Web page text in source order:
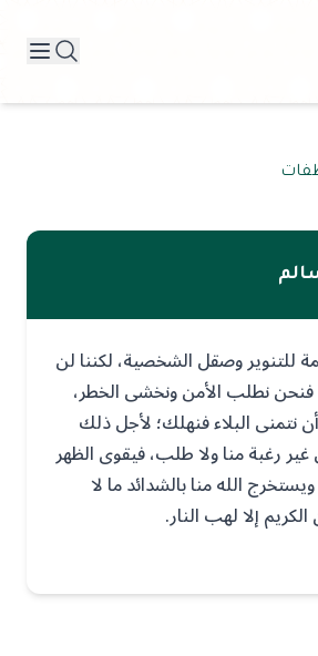
للتنوير وصقل الشخصية، لكننا لن
فنحن نطلب الأمن ونخشى الخطر،
نتمنى البلاء فنهلك؛ لأجل ذلك
غير رغبة منا ولا طلب، فيقوى الظهر
الله منا بالشدائد ما لا
إلا لهب النار.